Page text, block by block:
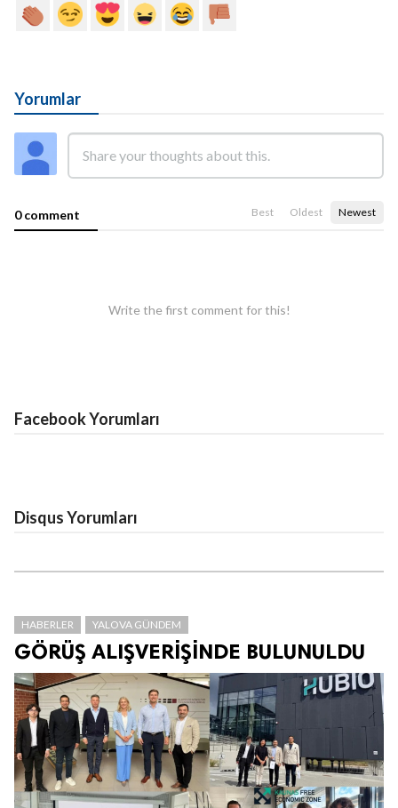
Yorumlar
0 comment Best Oldest Newest
Write the first comment for this!
Facebook Yorumları
Disqus Yorumları
HABERLER YALOVA GÜNDEM
GÖRÜŞ ALIŞVERİŞİNDE BULUNULDU